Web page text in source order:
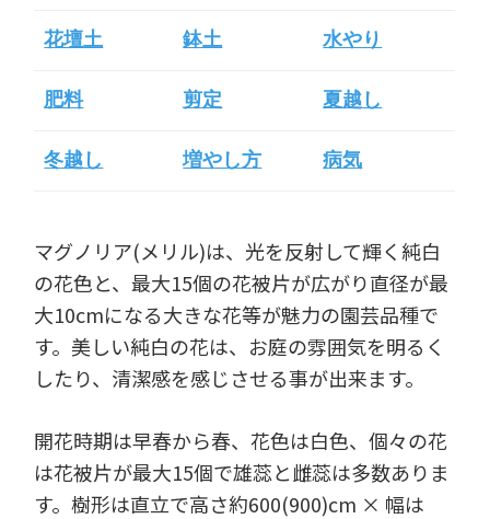
花壇土 鉢土 水やり
肥料 剪定 夏越し
冬越し 増やし方 病気
マグノリア(メリル)は、光を反射して輝く純白
の花色と、最大15個の花被片が広がり直径が最
大10cmになる大きな花等が魅力の園芸品種で
す。美しい純白の花は、お庭の雰囲気を明るく
したり、清潔感を感じさせる事が出来ます。
開花時期は早春から春、花色は白色、個々の花
は花被片が最大15個で雄蕊と雌蕊は多数ありま
す。樹形は直立で高さ約600(900)cm × 幅は